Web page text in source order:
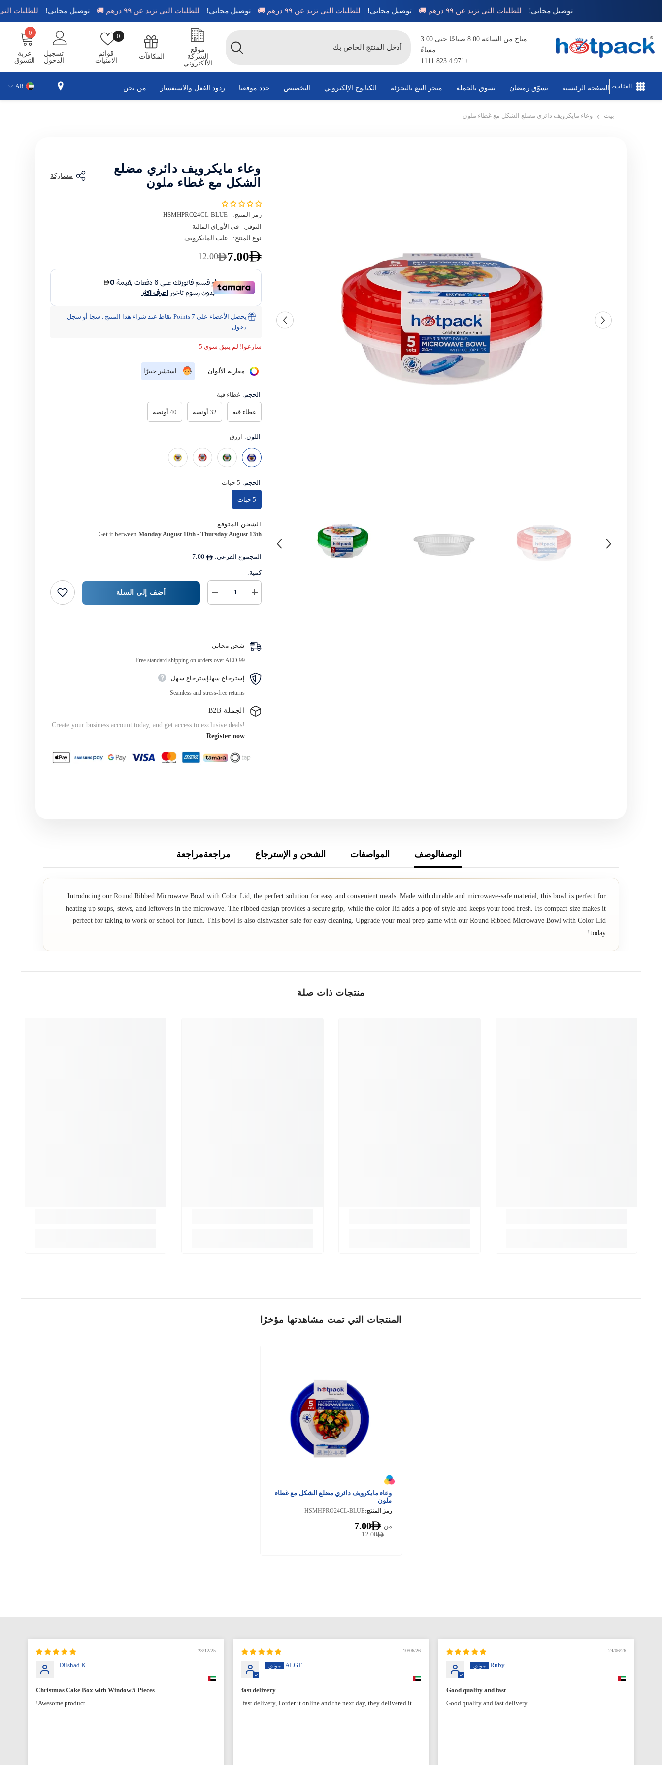
توصيل مجاني! للطلبات التي تزيد عن ٩٩ درهم 🚚 توصيل مجاني! للطلبات التي تزيد عن ٩٩ درهم 🚚 توصيل مجاني! للطلبات التي تزيد عن ٩٩ درهم 🚚 توصيل مجاني! للطلبات
متاح من الساعة 8:00 صباحًا حتى 3:00
مساءً
+971 4 823 1111
موقع
الشركة
الألكتروني
المكافآت
قوائم
الامنيات
0قوائم
الامنيات
تسجيل
الدخول
عربة
التسوق
0
0
عناصر
الفئات الصفحة الرئيسية تسوّق رمضان تسوق بالجملة متجر البيع بالتجزئة الكتالوج الإلكتروني التخصيص حدد موقعنا ردود الفعل والاستفسار من نحن AR
بيت وعاء مايكرويف دائري مضلع الشكل مع غطاء ملون
وعاء مايكرويف دائري مضلع
الشكل مع غطاء ملون
مشاركة
رمز المنتج:
HSMHPRO24CL-BLUE
التوفر:
في الأوراق المالية
نوع المنتج:
علب المايكرويف
12.00 7.00
يحصل الأعضاء على 7 Points نقاط عند شراء هذا المنتج . سجا أو سجل
دخول
سارعوا! لم يتبق سوى 5
مقارنة الألوان استشر خبيرًا
الحجم: غطاء قبة
غطاء قبة 32 أونصة 40 أونصة
اللون: ازرق
الحجم: 5 حبات
5 حبات
الشحن المتوقع
Get it between Monday August 10th- Thursday August 13th
المجموع الفرعي: 7.00
كمية:
كمية
زيادة
كمية
مع
ملون
أضف إلى السلة
شحن مجاني
Free standard shipping on orders over AED 99
إسترجاع سهلإسترجاع سهل
Seamless and stress-free returns
الجملة B2B
Create your business account today, and get access to exclusive deals!
Register now
الوصفالوصف المواصفات الشحن و الإسترجاع مراجعةمراجعة
Introducing our Round Ribbed Microwave Bowl with Color Lid, the perfect solution for easy and convenient meals. Made with durable and microwave-safe material, this bowl is perfect for
heating up soups, stews, and leftovers in the microwave. The ribbed design provides a secure grip, while the color lid adds a pop of style and keeps your food fresh. Its compact size makes it
perfect for taking to work or school for lunch. This bowl is also dishwasher safe for easy cleaning. Upgrade your meal prep game with our Round Ribbed Microwave Bowl with Color Lid
today!
منتجات ذات صلة
المنتجات التي تمت مشاهدتها مؤخرًا
وعاء مايكرويف دائري مضلع الشكل مع غطاء
ملون
رمز المنتج:HSMHPRO24CL-BLUE
12.00
من 7.00
24/06/26
Ruby
Good quality and fast
Good quality and fast delivery
10/06/26
ALGT
fast delivery
fast delivery, I order it online and the next day, they delivered it.
23/12/25
Dilshad K.
Christmas Cake Box with Window 5 Pieces
Awesome product!